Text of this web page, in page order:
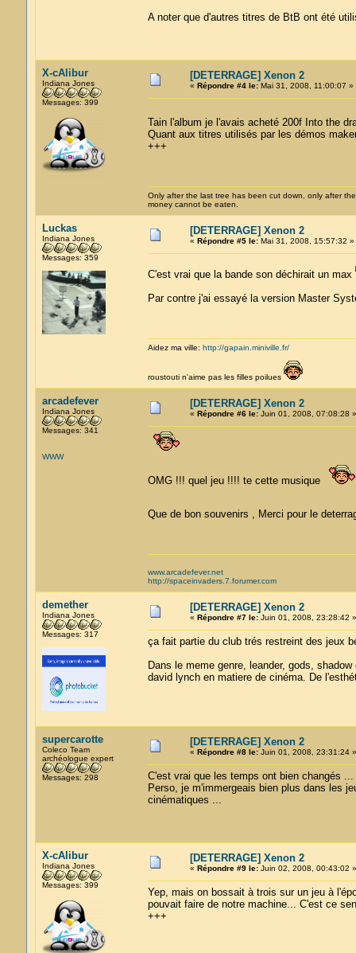
A noter que d'autres titres de BtB ont été
X-cAlibur
Indiana Jones
Messages: 399
[DETERRAGE] Xenon 2
« Répondre #4 le:Mai 31, 2008, 11:00:07 »
Tain l'album je l'avais acheté 200f Into the
Quant aux titres utilisés par les démos
+++
Only after the last tree has been cut down, only after
money cannot be eaten.
Luckas
Indiana Jones
Messages: 359
[DETERRAGE] Xenon 2
« Répondre #5 le:Mai 31, 2008, 15:57:32 »
C'est vrai que la bande son déchirait un max
Par contre j'ai essayé la version Master
Aidez ma ville: http://gapain.miniville.fr/
roustouti n'aime pas les filles poilues
arcadefever
Indiana Jones
Messages: 341
WWW
[DETERRAGE] Xenon 2
« Répondre #6 le:Juin 01, 2008, 07:08:28 »
OMG !!! quel jeu !!!! te cette musique
Que de bon souvenirs , Merci pour le
www.arcadefever.net
http://spaceinvaders.7.forumer.com
demether
Indiana Jones
Messages: 317
[DETERRAGE] Xenon 2
« Répondre #7 le:Juin 01, 2008, 23:28:42 »
ça fait partie du club trés restreint des jeux
Dans le meme genre, leander, gods,
david lynch en matiere de cinéma. De
supercarotte
Coleco Team
archéologue expert
Messages: 298
[DETERRAGE] Xenon 2
« Répondre #8 le:Juin 01, 2008, 23:31:24 »
C'est vrai que les temps ont bien changés ...
Perso, je m'immergeais bien plus dans les
cinématiques ...
X-cAlibur
Indiana Jones
Messages: 399
[DETERRAGE] Xenon 2
« Répondre #9 le:Juin 02, 2008, 00:43:02 »
Yep, mais on bossait à trois sur un jeu à
pouvait faire de notre machine... C'est ce
+++